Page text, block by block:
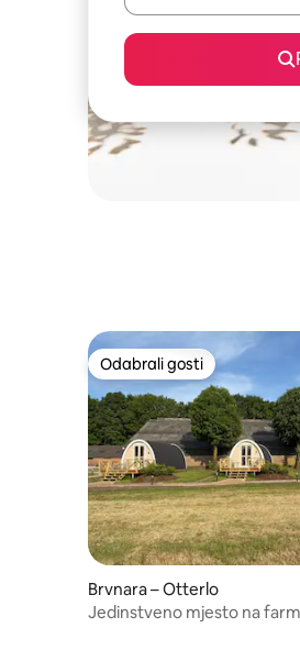
Odabrali gosti
Odabrali gosti
Brvnara – Otterlo
Jedinstveno mjesto na